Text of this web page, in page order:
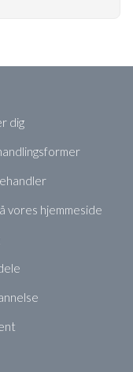
dig
vores hjemmeside